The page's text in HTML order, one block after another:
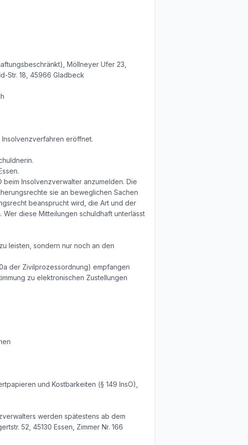
Möllneyer Ufer 23,
Str. 18, 45966 Gladbeck
Insolvenzverfahren eröffnet.
Insolvenzverwalter anzumelden. Die
sie an beweglichen Sachen
beansprucht wird, die Art und der
diese Mitteilungen schuldhaft unterlässt
leisten, sondern nur noch an den
der Zivilprozessordnung) empfangen
zu elektronischen Zustellungen
und Kostbarkeiten (§ 149 InsO),
werden spätestens ab dem
52, 45130 Essen, Zimmer Nr. 166